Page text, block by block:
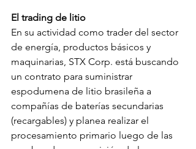
El trading de litio
En su actividad como trader del sector
de energía, productos básicos y
maquinarias, STX Corp. está buscando
un contrato para suministrar
espodumena de litio brasileña a
compañías de baterías secundarias
(recargables) y planea realizar el
procesamiento primario luego de las